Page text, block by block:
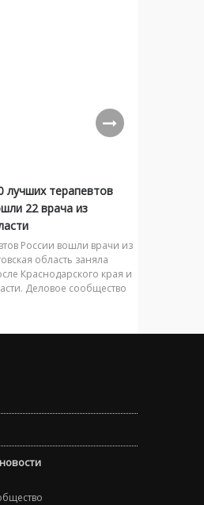
лучших терапевтов
22 врача из
России вошли врачи из
область заняла
Краснодарского края и
Деловое сообщество